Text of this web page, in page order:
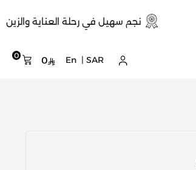
نجم سهيل في رحلة العناية والزين
0 0 En SAR